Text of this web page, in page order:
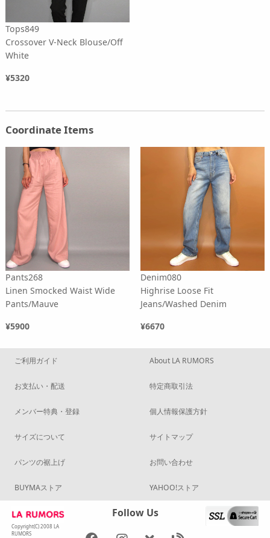
Tops849
Crossover V-Neck Blouse/Off
White
¥5320
Coordinate Items
Pants268
Linen Smocked Waist Wide
Pants/Mauve
¥5900
Denim080
Highrise Loose Fit
Jeans/Washed Denim
¥6670
ご利用ガイド
お支払い・配送
メンバー特典・登録
サイズについて
パンツの裾上げ
BUYMAストア
About LA RUMORS
特定商取引法
個人情報保護方針
サイトマップ
お問い合わせ
YAHOO!ストア
Copyright(C) 2008 LA
RUMORS
Follow Us